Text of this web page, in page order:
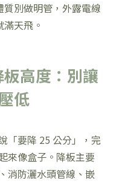
質別做明管，外露電線
天飛。
高度：別讓
低
「要降 25 公分」，完
來像盒子。降板主要
消防灑水頭管線、嵌